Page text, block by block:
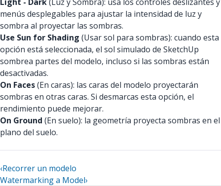
menús desplegables para ajustar la intensidad de luz y
sombra al proyectar las sombras.
Use Sun for Shading (Usar sol para sombras): cuando esta
opción está seleccionada, el sol simulado de SketchUp
sombrea partes del modelo, incluso si las sombras están
desactivadas.
On Faces(En caras): las caras del modelo proyectarán
sombras en otras caras. Si desmarcas esta opción, el
rendimiento puede mejorar.
On Ground (En suelo): la geometría proyecta sombras en el
plano del suelo.
‹Recorrer un modelo
Watermarking a Model›